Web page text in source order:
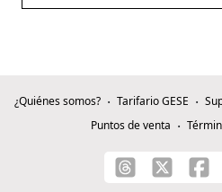
¿Quiénes somos? Tarifario GESE
Puntos de venta